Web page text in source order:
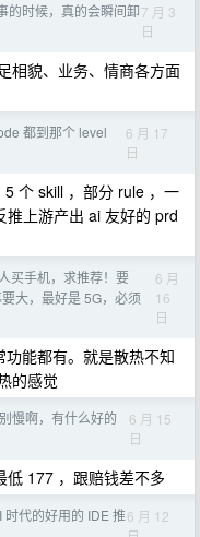
的时候，真的会瞬间卸7 月 3
日
相貌、业务、情商各方面
都到那个 level
6 月 17
日
个 skill ，部分 rule ，一
上游产出 ai 友好的 prd
买手机，求推荐！要
大，最好是 5G，必须
6 月
16
日
能都有。就是散热不知
的感觉
慢啊，有什么好的
6 月 15
日
177 ，跟赔钱差不多
时代的好用的 IDE 推6 月 12